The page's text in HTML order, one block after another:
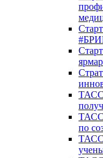
по